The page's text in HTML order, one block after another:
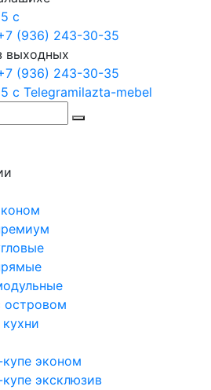
с
(936) 243-30-35
выходных
(936) 243-30-35
с Telegramilazta-mebel
островом
эконом
эксклюзив